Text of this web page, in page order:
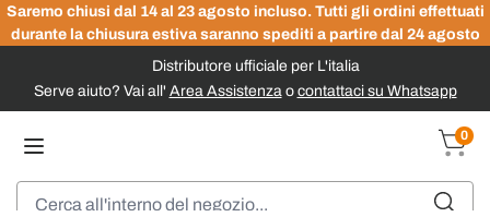
Saremo chiusi dal 14 al 23 agosto incluso. Tutti gli ordini effettuati
durante la chiusura estiva saranno spediti a partire dal 24 agosto
Distributore ufficiale per L'italia
Serve aiuto? Vai all' Area Assistenzao contattaci su Whatsapp
0